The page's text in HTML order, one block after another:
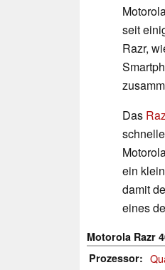
seit
Razr,
Das
ein
damit
eines
Motorola Razr
Prozessor